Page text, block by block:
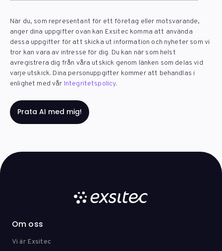
När du, som representant för ett företag eller motsvarande,
anger dina uppgifter ovan kan Exsitec komma att använda
dessa uppgifter för att skicka ut information och nyheter som vi
tror kan vara av intresse för dig. Du kan när som helst
avregistrera dig från våra utskick genom länken som delas vid
varje utskick. Dina personuppgifter kommer att behandlas i
enlighet med vår Integritetspolicy.
Om oss
Vi är Exsitec